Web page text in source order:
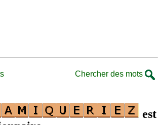
Chercher des mots
est